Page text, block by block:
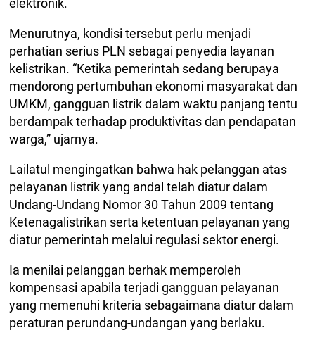
elektronik.
Menurutnya, kondisi tersebut perlu menjadi
perhatian serius PLN sebagai penyedia layanan
kelistrikan. “Ketika pemerintah sedang berupaya
mendorong pertumbuhan ekonomi masyarakat dan
UMKM, gangguan listrik dalam waktu panjang tentu
berdampak terhadap produktivitas dan pendapatan
warga,” ujarnya.
Lailatul mengingatkan bahwa hak pelanggan atas
pelayanan listrik yang andal telah diatur dalam
Undang-Undang Nomor 30 Tahun 2009 tentang
Ketenagalistrikan serta ketentuan pelayanan yang
diatur pemerintah melalui regulasi sektor energi.
Ia menilai pelanggan berhak memperoleh
kompensasi apabila terjadi gangguan pelayanan
yang memenuhi kriteria sebagaimana diatur dalam
peraturan perundang-undangan yang berlaku.